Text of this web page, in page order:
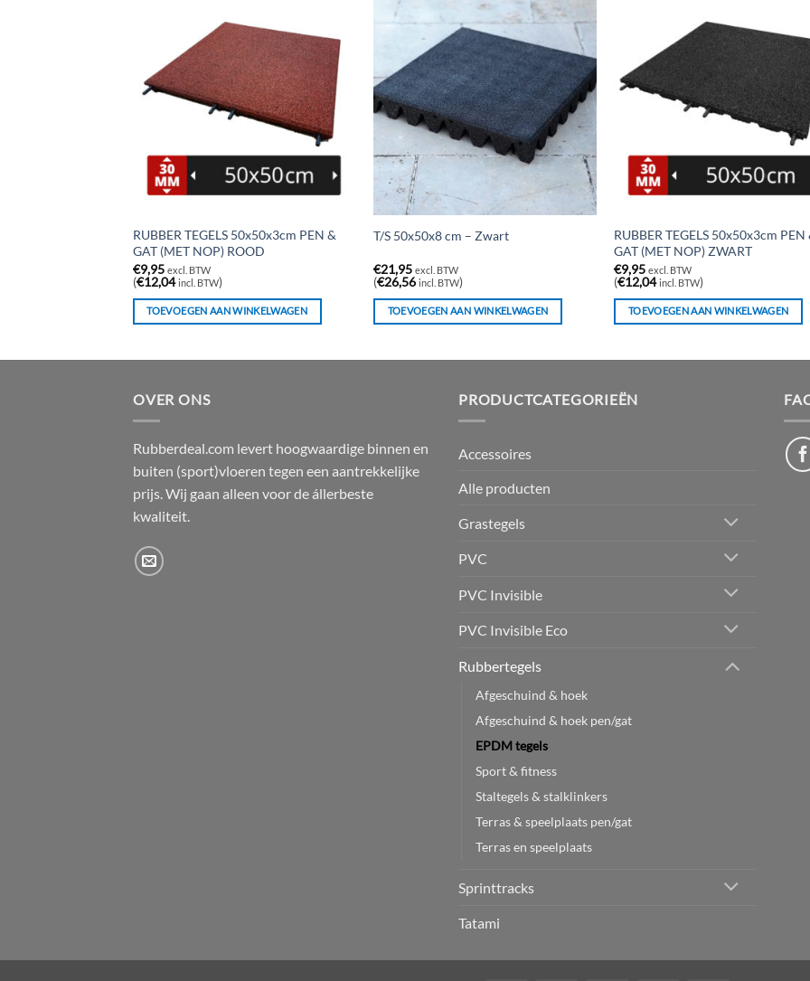
RUBBER TEGELS 50x50x3cm PEN &
GAT (MET NOP) ROOD
€9,95 excl. BTW
(€12,04 incl. BTW)
TOEVOEGEN AAN WINKELWAGEN
T/S 50x50x8 cm – Zwart
€21,95 excl. BTW
(€26,56 incl. BTW)
TOEVOEGEN AAN WINKELWAGEN
RUBBER TEGELS 50x50x3cm PEN
GAT (MET NOP) ZWART
€9,95 excl. BTW
(€12,04 incl. BTW)
TOEVOEGEN AAN WINKELWAGEN
OVER ONS
Rubberdeal.com levert hoogwaardige binnen en
buiten (sport)vloeren tegen een aantrekkelijke
prijs. Wij gaan alleen voor de állerbeste
kwaliteit.
PRODUCTCATEGORIEËN
Accessoires
Alle producten
Grastegels
PVC
PVC Invisible
PVC Invisible Eco
Rubbertegels
Afgeschuind & hoek
Afgeschuind & hoek pen/gat
EPDM tegels
Sport & fitness
Staltegels & stalklinkers
Terras & speelplaats pen/gat
Terras en speelplaats
Sprinttracks
Tatami